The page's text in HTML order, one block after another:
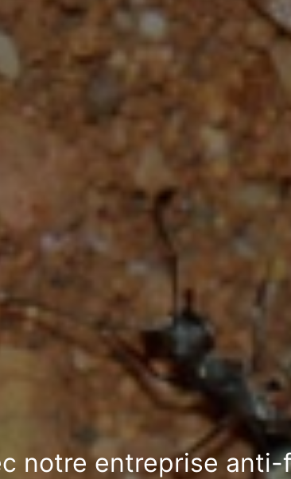
notre entreprise